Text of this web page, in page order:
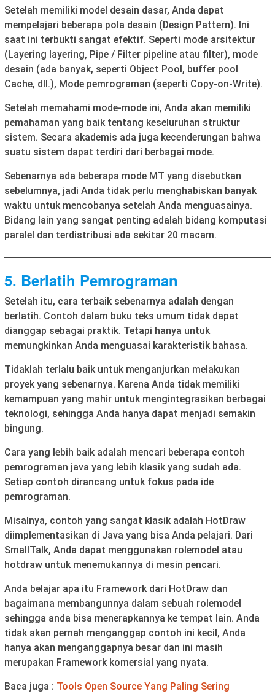
Setelah memiliki model desain dasar, Anda dapat
mempelajari beberapa pola desain (Design Pattern). Ini
saat ini terbukti sangat efektif. Seperti mode arsitektur
(Layering layering, Pipe / Filter pipeline atau filter), mode
desain (ada banyak, seperti Object Pool, buffer pool
Cache, dll.), Mode pemrograman (seperti Copy-on-Write).
Setelah memahami mode-mode ini, Anda akan memiliki
pemahaman yang baik tentang keseluruhan struktur
sistem. Secara akademis ada juga kecenderungan bahwa
suatu sistem dapat terdiri dari berbagai mode.
Sebenarnya ada beberapa mode MT yang disebutkan
sebelumnya, jadi Anda tidak perlu menghabiskan banyak
waktu untuk mencobanya setelah Anda menguasainya.
Bidang lain yang sangat penting adalah bidang komputasi
paralel dan terdistribusi ada sekitar 20 macam.
5. Berlatih Pemrograman
Setelah itu, cara terbaik sebenarnya adalah dengan
berlatih. Contoh dalam buku teks umum tidak dapat
dianggap sebagai praktik. Tetapi hanya untuk
memungkinkan Anda menguasai karakteristik bahasa.
Tidaklah terlalu baik untuk menganjurkan melakukan
proyek yang sebenarnya. Karena Anda tidak memiliki
kemampuan yang mahir untuk mengintegrasikan berbagai
teknologi, sehingga Anda hanya dapat menjadi semakin
bingung.
Cara yang lebih baik adalah mencari beberapa contoh
pemrograman java yang lebih klasik yang sudah ada.
Setiap contoh dirancang untuk fokus pada ide
pemrograman.
Misalnya, contoh yang sangat klasik adalah HotDraw
diimplementasikan di Java yang bisa Anda pelajari. Dari
SmallTalk, Anda dapat menggunakan rolemodel atau
hotdraw untuk menemukannya di mesin pencari.
Anda belajar apa itu Framework dari HotDraw dan
bagaimana membangunnya dalam sebuah rolemodel
sehingga anda bisa menerapkannya ke tempat lain. Anda
tidak akan pernah menganggap contoh ini kecil, Anda
hanya akan menganggapnya besar dan ini masih
merupakan Framework komersial yang nyata.
Baca juga : Tools Open Source Yang Paling Sering